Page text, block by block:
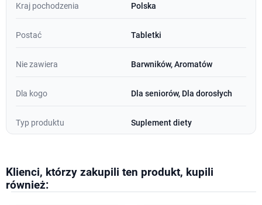
Kraj pochodzenia Polska
Postać Tabletki
Nie zawiera Barwników, Aromatów
Dla kogo Dla seniorów, Dla dorosłych
Typ produktu Suplement diety
Klienci, którzy zakupili ten produkt, kupili
również: